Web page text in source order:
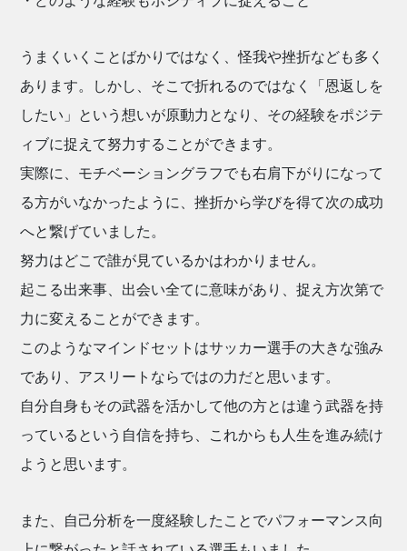
うまくいくことばかりではなく、怪我や挫折なども多く
あります。しかし、そこで折れるのではなく「恩返しを
したい」という想いが原動力となり、その経験をポジテ
ィブに捉えて努力することができます。
実際に、モチベーショングラフでも右肩下がりになって
る方がいなかったように、挫折から学びを得て次の成功
へと繋げていました。
努力はどこで誰が見ているかはわかりません。
起こる出来事、出会い全てに意味があり、捉え方次第で
力に変えることができます。
このようなマインドセットはサッカー選手の大きな強み
であり、アスリートならではの力だと思います。
自分自身もその武器を活かして他の方とは違う武器を持
っているという自信を持ち、これからも人生を進み続け
ようと思います。
また、自己分析を一度経験したことでパフォーマンス向